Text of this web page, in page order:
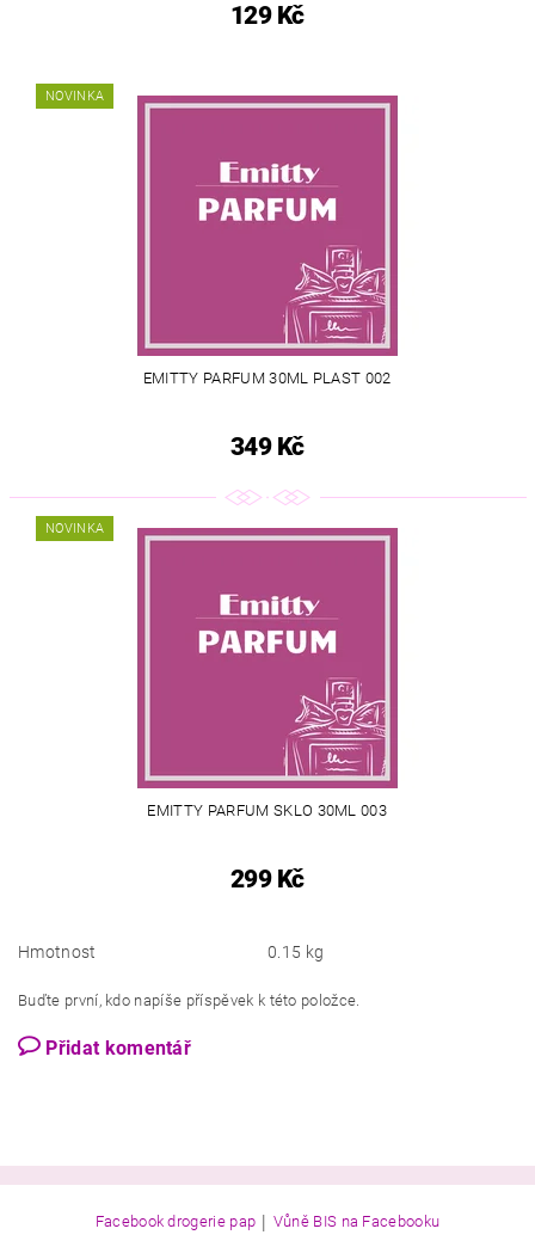
129 Kč
NOVINKA
EMITTY PARFUM 30ML PLAST 002
349 Kč
NOVINKA
EMITTY PARFUM SKLO 30ML 003
299 Kč
Hmotnost 0.15 kg
Buďte první, kdo napíše příspěvek k této položce.
Přidat komentář
Facebook drogerie pap Vůně BIS na Facebooku